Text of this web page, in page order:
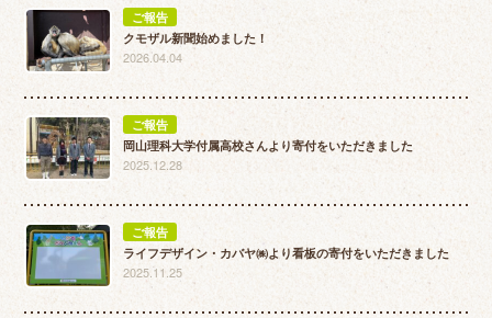
ご報告
クモザル新聞始めました！
2026.04.04
ご報告
岡山理科大学付属高校さんより寄付をいただきました
2025.12.28
ご報告
ライフデザイン・カバヤ㈱より看板の寄付をいただきました
2025.11.25